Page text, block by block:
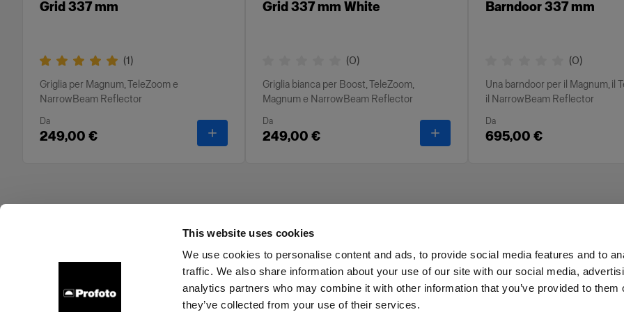
This website uses cookies
We use cookies to personalise content and ads, to provide social media features and to
traffic. We also share information about your use of our site with our social media,
analytics partners who may combine it with other information that you’ve provided to them
they’ve collected from your use of their services.
Grid 337 mm
(1)
Griglia per Magnum, TeleZoom e
NarrowBeam Reflector
Da
249,00 € Grid 337 mm
Grid 337 mm White
(0)
Griglia bianca per Boost, TeleZoom,
Magnum e NarrowBeam Reflector
Da
249,00 € Grid 337 mm White
Barndoor 337 mm
(0)
Una barndoor per il Magnum, il
il NarrowBeam Reflector
Da
695,00 €
Assistenza Opportunità di lavoro Stampa Investitori Share the Light Withdrawal